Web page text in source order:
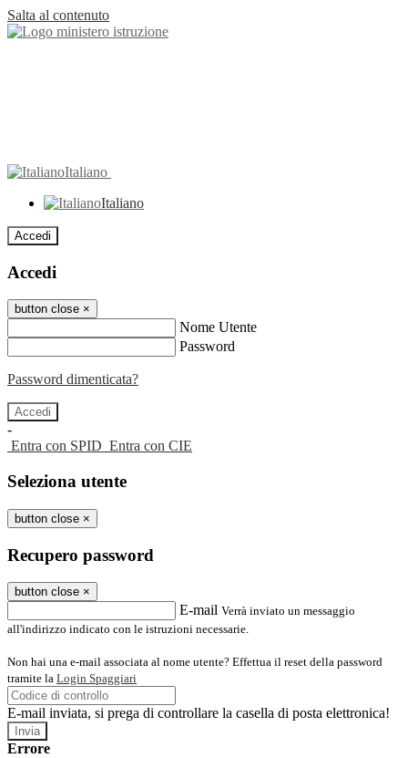
Salta al contenuto
Italiano
Italiano
Accedi
Accedi
button close ×
Nome Utente
Password
Password dimenticata?
-
Entra con SPID Entra con CIE
Seleziona utente
button close ×
Recupero password
button close ×
E-mail Verrà inviato un messaggio
all'indirizzo indicato con le istruzioni necessarie.
Non hai una e-mail associata al nome utente? Effettua il reset della password
tramite la Login Spaggiari
E-mail inviata, si prega di controllare la casella di posta elettronica!
Errore